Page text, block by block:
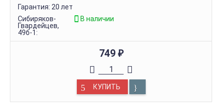
Гарантия: 20 лет
Сибиряков-
Гвардейцев,
49б-1:
В наличии
749 ₽
КУПИТЬ